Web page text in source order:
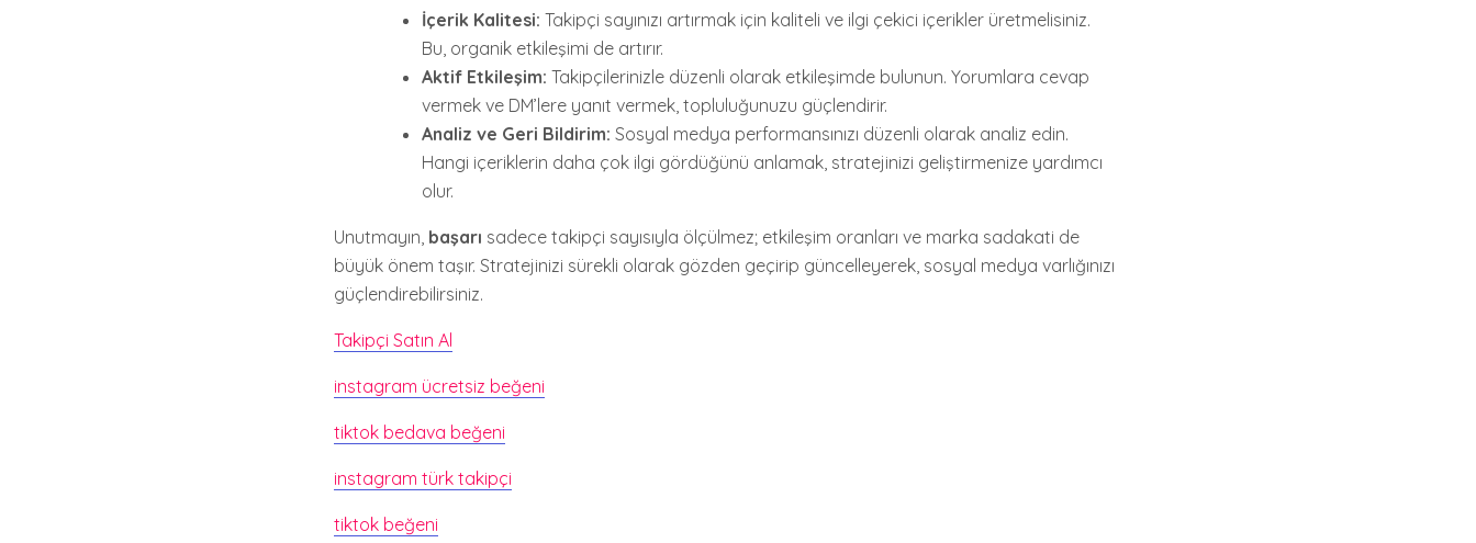
İçerik Kalitesi: Takipçi sayınızı artırmak için kaliteli ve ilgi çekici içerikler üretmelisiniz.
Bu, organik etkileşimi de artırır.
Aktif Etkileşim: Takipçilerinizle düzenli olarak etkileşimde bulunun. Yorumlara cevap
vermek ve DM’lere yanıt vermek, topluluğunuzu güçlendirir.
Analiz ve Geri Bildirim: Sosyal medya performansınızı düzenli olarak analiz edin.
Hangi içeriklerin daha çok ilgi gördüğünü anlamak, stratejinizi geliştirmenize yardımcı
olur.
Unutmayın, başarı sadece takipçi sayısıyla ölçülmez; etkileşim oranları ve marka sadakati de
büyük önem taşır. Stratejinizi sürekli olarak gözden geçirip güncelleyerek, sosyal medya varlığınızı
güçlendirebilirsiniz.
Takipçi Satın Al
instagram ücretsiz beğeni
tiktok bedava beğeni
instagram türk takipçi
tiktok beğeni